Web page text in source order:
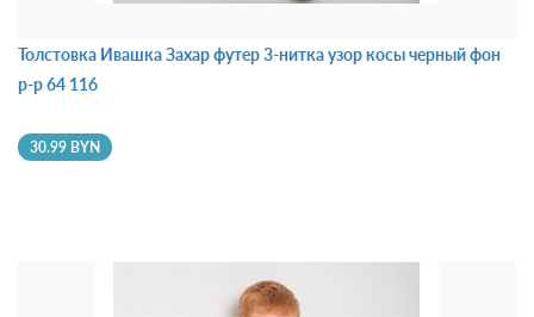
Толстовка Ивашка Захар футер 3-нитка узор косы черный фон
р-р 64 116
30.99 BYN